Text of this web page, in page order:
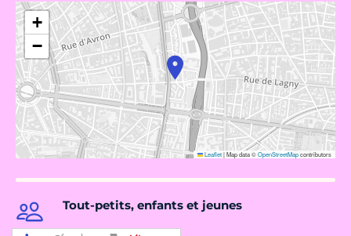
+
−
Leaflet|Map data ©OpenStreetMapcontributors
Tout-petits, enfants et jeunes